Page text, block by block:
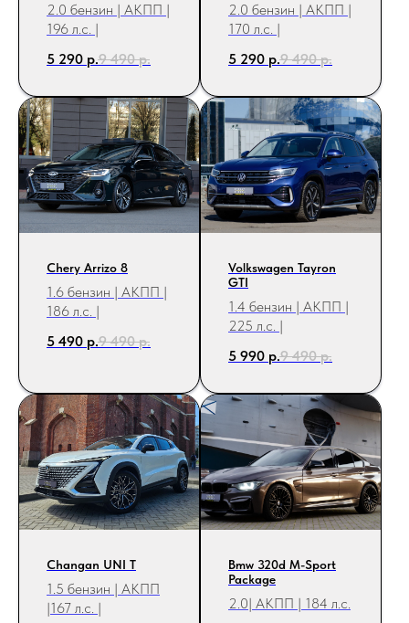
2.0 бензин | АКПП |
196 л.с. |
5 290 р.9 490 р.
2.0 бензин | АКПП |
170 л.с. |
5 290 р.9 490 р.
Chery Arrizo 8
1.6 бензин | АКПП |
186 л.с. |
5 490 р.9 490 р.
Volkswagen Tayron
GTI
1.4 бензин | АКПП |
225 л.с. |
5 990 р.9 490 р.
Changan UNI T
1.5 бензин | АКПП
|167 л.с. |
Bmw 320d М-Sport
Package
2.0| АКПП | 184 л.с.